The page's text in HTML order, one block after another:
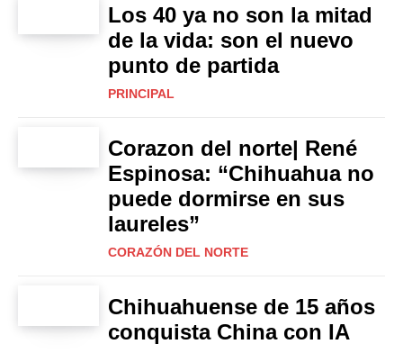
Los 40 ya no son la mitad
de la vida: son el nuevo
punto de partida
PRINCIPAL
Corazon del norte| René
Espinosa: “Chihuahua no
puede dormirse en sus
laureles”
CORAZÓN DEL NORTE
Chihuahuense de 15 años
conquista China con IA